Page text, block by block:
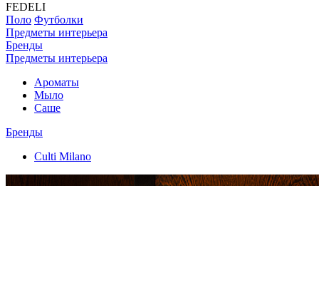
FEDELI
Поло Футболки
Предметы интерьера
Бренды
Предметы интерьера
Ароматы
Мыло
Саше
Бренды
Culti Milano